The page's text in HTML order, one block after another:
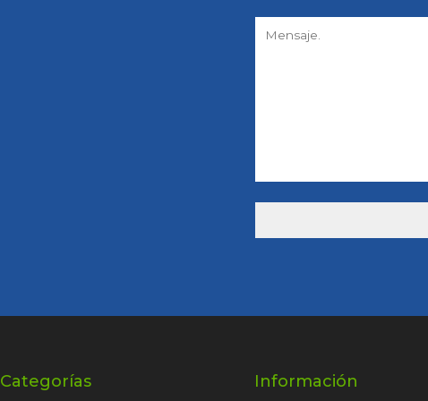
Categorías Información